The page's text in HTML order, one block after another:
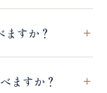
すか？
ますか？